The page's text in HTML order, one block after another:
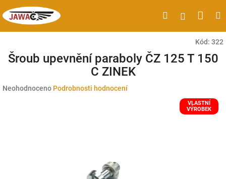
na
obsah
HledatPřihlášení
Kód: 322
Šroub upevnění paraboly ČZ 125 T 150
C ZINEK
Průměrné
Neohodnoceno Podrobnosti hodnocení
VLASTNÍ
VÝROBEK